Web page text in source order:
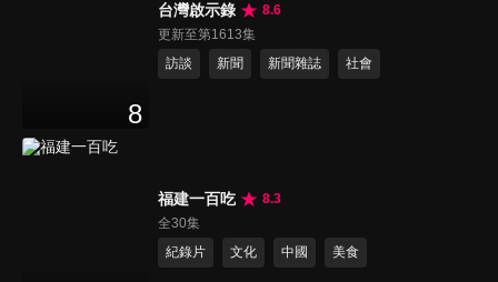
8
台灣啟示錄
8.6
更新至第1613集
訪談
新聞 新聞雜誌 社會
福建一百吃
8.3
全30集
紀錄片
文化 中國 美食